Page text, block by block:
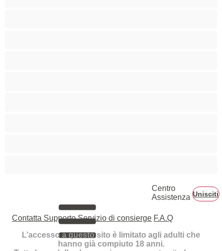
Centro
Assistenza Unisciti
Contatta Supporto Servizio di consierge F.A.Q
L’accesso a questo sito è limitato agli adulti che
hanno già compiuto 18 anni.